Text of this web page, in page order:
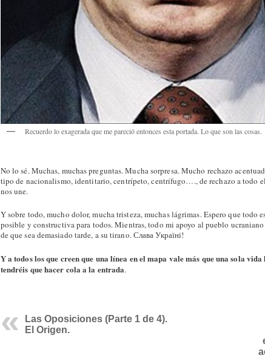
Recuerdo lo exagerada que me pareció entonces esta portada. Lo que son las cosas.
No lo sé. Muchas, muchas preguntas. Mucha sorpresa. Mucho rechazo
tipo de nacionalismo, identitario, centrípeto, centrífugo…., de rechazo a todo
nos une.
Y sobre todo, mucho dolor, mucha tristeza, muchas lágrimas. Espero que todo
posible y constructiva para todos. Mientras, todo mi apoyo al pueblo
de que sea demasiado tarde, a su tirano. Слава Україні!
Y a todos los que creen que una línea en el mapa vale más que una sola
tendréis que hacer cola a la entrada.
Las Oposiciones (Parte 1 de 4).
El Origen.